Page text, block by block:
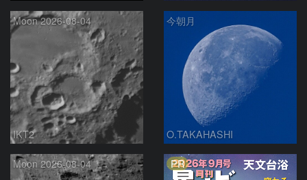
Moon 2026-08-04
IKT2
今朝月
O.TAKAHASHI
Moon 2026-08-04 PR